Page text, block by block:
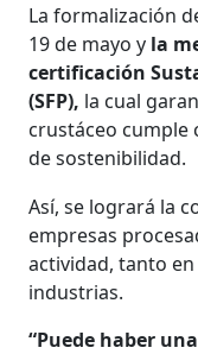
La formalización
19 de mayo y la
certificación
(SFP), la cual
crustáceo cumple
de sostenibilidad.
Así, se logrará la
empresas
actividad, tanto
industrias.
“Puede haber